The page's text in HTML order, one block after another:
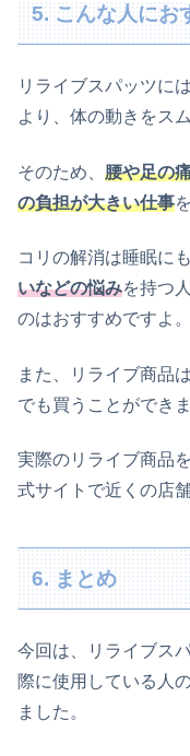
5. こんな人にお
リライブスパッツに
より、体の動きをス
そのため、 腰や足の
の負担が大きい仕事
コリの解消は睡眠に
いなどの悩みを持つ
のはおすすめですよ。
また、リライブ商品
でも買うことができま
実際のリライブ商品
式サイトで近くの店
6. まとめ
今回は、リライブス
際に使用している人
ました。